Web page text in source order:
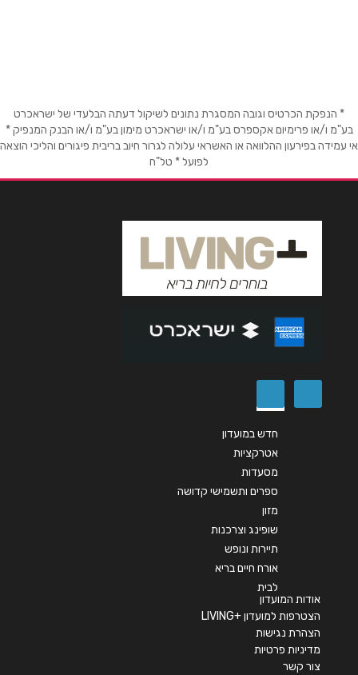
אימייל*
הודעה*
* הנפקת הכרטיס וגובה המסגרת נתונים לשיקול דעתה הבלעדי של ישראכרט
בע"מ ו/או פרימיום אקספרס בע"מ ו/או ישראכרט מימון בע"מ ו/או הבנק המנפיק *
אי עמידה בפירעון ההלוואה או האשראי עלולה לגרור חיוב בריבית פיגורים והליכי הוצאה
לפועל * טל"ח
חדש במועדון
אטרקציות
מסעדות
ספרים ותשמישי קדושה
מזון
שופינג וצרכנות
תיירות ונופש
אורח חיים בריא
לבית
אודות המועדון
הצטרפות למועדון +LIVING
הצהרת נגישות
מדיניות פרטיות
צור קשר